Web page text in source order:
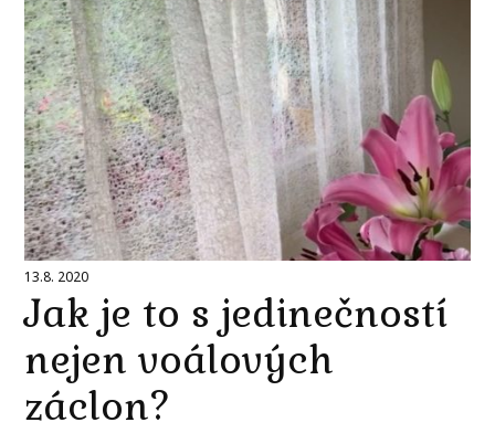
13.8. 2020
Jak je to s jedinečností
nejen voálových
záclon?